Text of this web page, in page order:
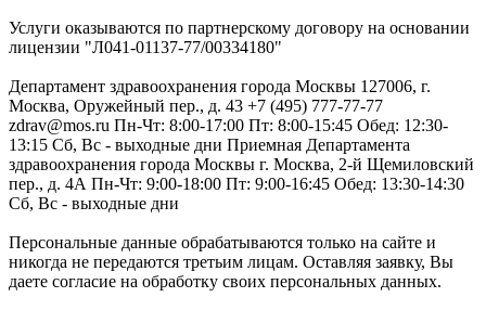
Услуги оказываются по партнерскому договору на основании
лицензии "Л041-01137-77/00334180"
Департамент здравоохранения города Москвы 127006, г.
Москва, Оружейный пер., д. 43 +7 (495) 777-77-77
zdrav@mos.ru Пн-Чт: 8:00-17:00 Пт: 8:00-15:45 Обед: 12:30-
13:15 Сб, Вс - выходные дни Приемная Департамента
здравоохранения города Москвы г. Москва, 2-й Щемиловский
пер., д. 4А Пн-Чт: 9:00-18:00 Пт: 9:00-16:45 Обед: 13:30-14:30
Сб, Вс - выходные дни
Персональные данные обрабатываются только на сайте и
никогда не передаются третьим лицам. Оставляя заявку, Вы
даете согласие на обработку своих персональных данных.